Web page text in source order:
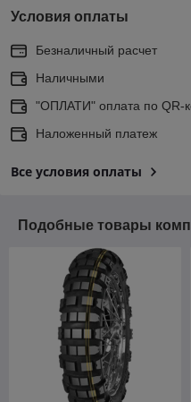
Условия оплаты
Безналичный расчет
Наличными
"ОПЛАТИ" оплата по QR-
Наложенный платеж
Все условия оплаты
Подобные товары